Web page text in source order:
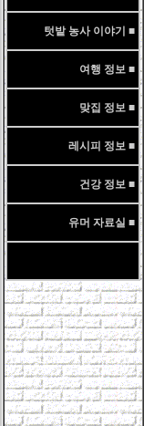
텃밭 농사 이야기 ■
여행 정보 ■
맞집 정보 ■
레시피 정보 ■
건강 정보 ■
유머 자료실 ■